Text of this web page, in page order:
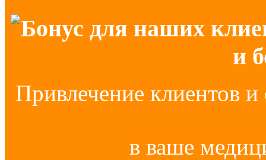
Бонус для наших
и
Привлечение клиентов и
в ваше